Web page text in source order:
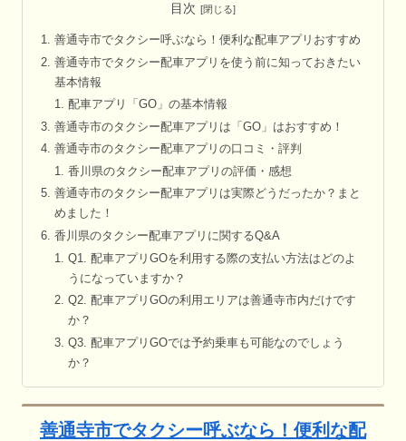
目次
善通寺市でタクシー呼ぶなら！便利な配車アプリおすすめ
善通寺市でタクシー配車アプリを使う前に知っておきたい
基本情報
配車アプリ「GO」の基本情報
善通寺市のタクシー配車アプリは「GO」はおすすめ！
善通寺市のタクシー配車アプリの口コミ・評判
香川県のタクシー配車アプリの評価・感想
善通寺市のタクシー配車アプリは実際どうだったか？まと
めました！
香川県のタクシー配車アプリに関するQ&A
Q1. 配車アプリGOを利用する際の支払い方法はどのよ
うになっていますか？
Q2. 配車アプリGOの利用エリアは善通寺市内だけです
か？
Q3. 配車アプリGOでは予約乗車も可能なのでしょう
か？
善通寺市でタクシー呼ぶなら！便利な配